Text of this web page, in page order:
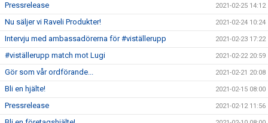
Pressrelease 2021-02-25 14:12
Nu säljer vi Raveli Produkter! 2021-02-24 10:24
Intervju med ambassadörerna för #viställerupp 2021-02-23 17:22
#viställerupp match mot Lugi 2021-02-22 20:59
Gör som vår ordförande... 2021-02-21 20:08
Bli en hjälte! 2021-02-15 08:00
Pressrelease 2021-02-12 11:56